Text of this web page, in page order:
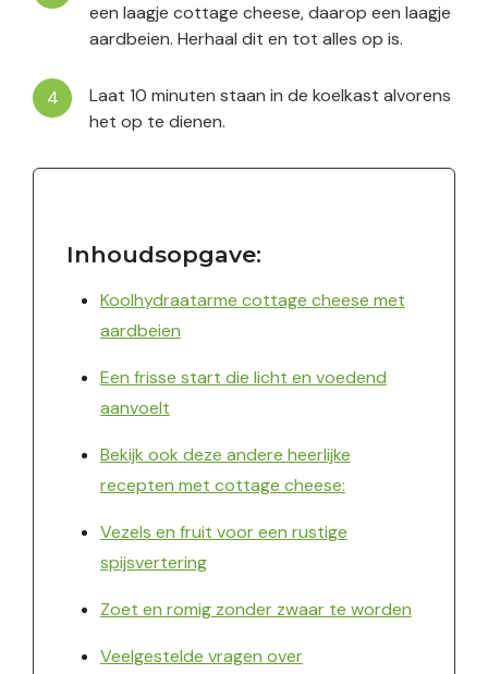
een laagje cottage cheese, daarop een laagje
aardbeien. Herhaal dit en tot alles op is.
Laat 10 minuten staan in de koelkast alvorens
het op te dienen.
Inhoudsopgave:
Koolhydraatarme cottage cheese met
aardbeien
Een frisse start die licht en voedend
aanvoelt
Bekijk ook deze andere heerlijke
recepten met cottage cheese:
Vezels en fruit voor een rustige
spijsvertering
Zoet en romig zonder zwaar te worden
Veelgestelde vragen over